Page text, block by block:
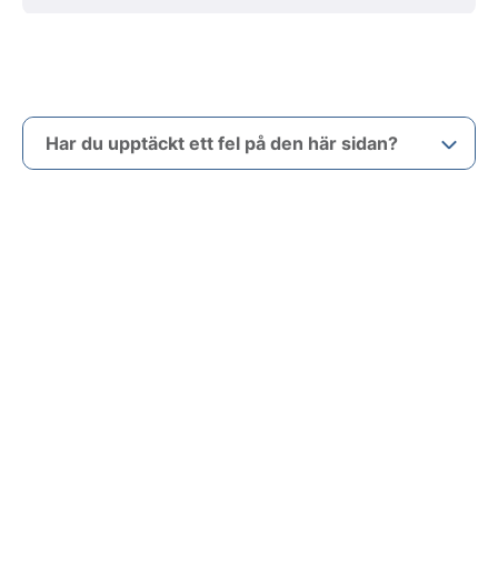
Har du upptäckt ett fel på den här sidan?